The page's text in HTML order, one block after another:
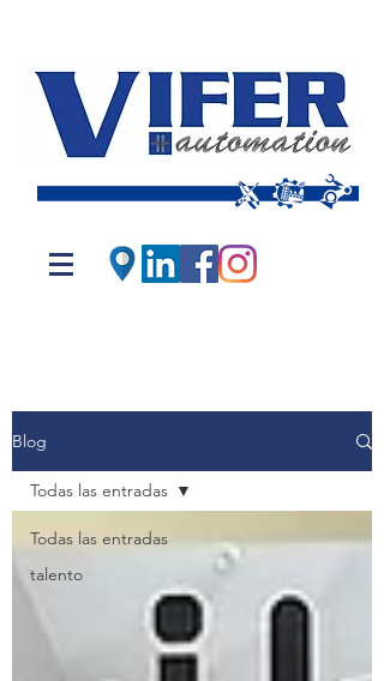
Blog
Todas las entradas
talento
Todas las entradas